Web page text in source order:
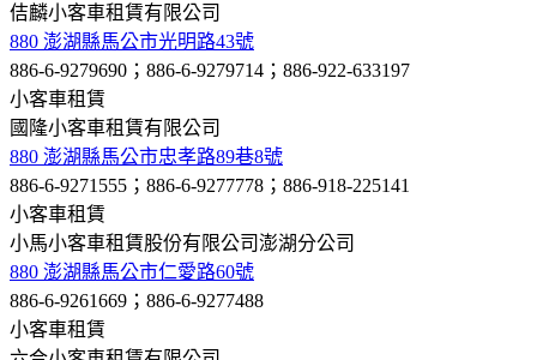
佶麟小客車租賃有限公司
880 澎湖縣馬公市光明路43號
886-6-9279690；886-6-9279714；886-922-633197
小客車租賃
國隆小客車租賃有限公司
880 澎湖縣馬公市忠孝路89巷8號
886-6-9271555；886-6-9277778；886-918-225141
小客車租賃
小馬小客車租賃股份有限公司澎湖分公司
880 澎湖縣馬公市仁愛路60號
886-6-9261669；886-6-9277488
小客車租賃